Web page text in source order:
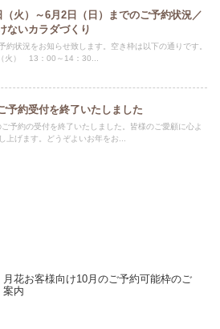
（火）～6月2日（日）までのご予約状況／
ないカラダづくり
約状況をお知らせ致します。空き枠は以下の通りです。
火） 13：00～14：30...
予約受付を終了いたしました
予約の受付を終了いたしました。皆様のご愛顧に心よ
上げます。どうぞよいお年をお...
月花お客様向け10月のご予約可能枠のご
案内